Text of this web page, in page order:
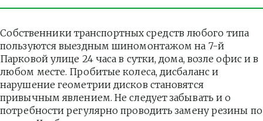
Собственники транспортных средств любого типа
пользуются выездным шиномонтажом на 7-й
Парковой улице 24 часа в сутки, дома, возле офис и в
любом месте. Пробитые колеса, дисбаланс и
нарушение геометрии дисков становятся
привычным явлением. Не следует забывать и о
потребности регулярно проводить замену резины по